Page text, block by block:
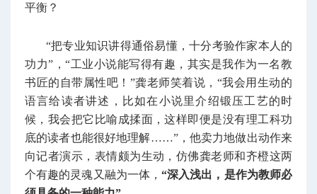
平衡？
“把专业知识讲得通俗易懂，十分考验作家本人的
功力”，“工业小说能写得有趣，其实是我作为一名教
书匠的自带属性吧！”龚老师笑着说，“我会用生动的
语言给读者讲述，比如在小说里介绍锻压工艺的时
候，我会把它比喻成揉面，这样即便是没有理工科功
底的读者也能很好地理解……”，他卖力地做出动作来
向记者演示，表情颇为生动，仿佛龚老师和齐橙这两
个有趣的灵魂又融为一体，“深入浅出，是作为教师必